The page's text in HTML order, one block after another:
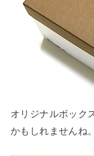
オリジナルボック
かもしれませんね。